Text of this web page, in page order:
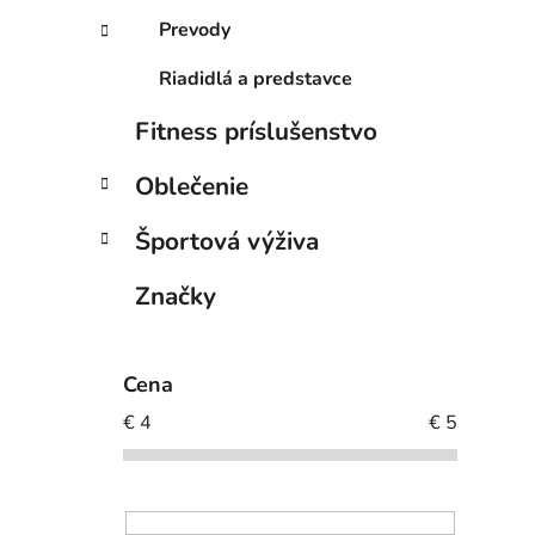
Prevody
Riadidlá a predstavce
Fitness príslušenstvo
Oblečenie
Športová výživa
Značky
Cena
€ 4 € 5